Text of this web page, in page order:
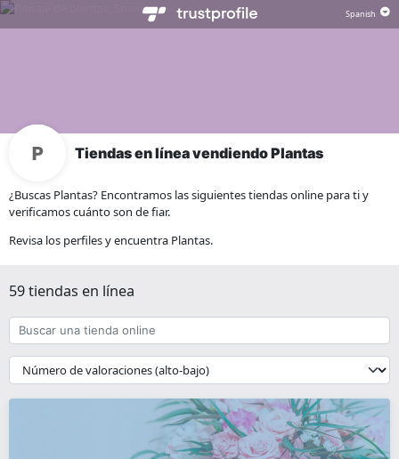
Tiendas en línea vendiendo Plantas
¿Buscas Plantas? Encontramos las siguientes tiendas online para ti y
verificamos cuánto son de fiar.
Revisa los perfiles y encuentra Plantas.
59 tiendas en línea
Buscar
una
tienda
online
{{
__('Sort')
}}